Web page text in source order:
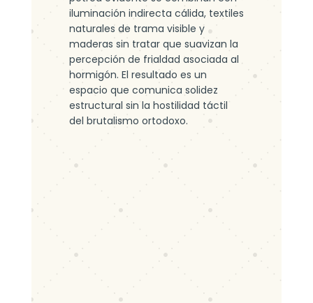
iluminación indirecta cálida, textiles
naturales de trama visible y
maderas sin tratar que suavizan la
percepción de frialdad asociada al
hormigón. El resultado es un
espacio que comunica solidez
estructural sin la hostilidad táctil
del brutalismo ortodoxo.